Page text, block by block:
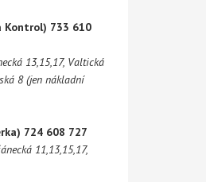
Kontrol) 733 610
13,15,17, Valtická
8 (jen nákladní
724 608 727
11,13,15,17,